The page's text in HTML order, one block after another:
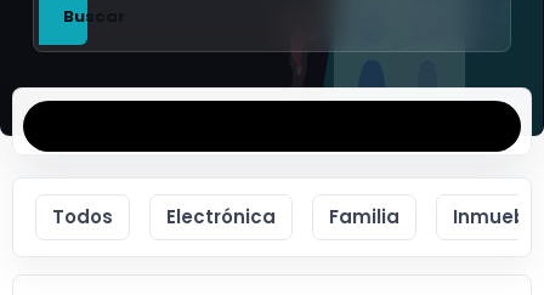
Buscar
Todos Electrónica Familia